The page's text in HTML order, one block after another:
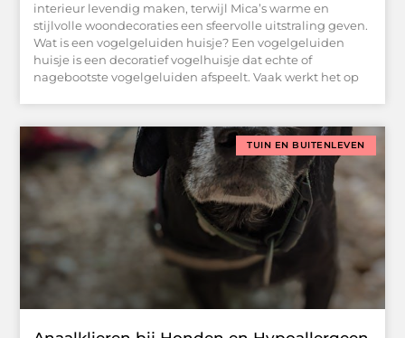
interieur levendig maken, terwijl Mica’s warme en
stijlvolle woondecoraties een sfeervolle uitstraling geven.
Wat is een vogelgeluiden huisje? Een vogelgeluiden
huisje is een decoratief vogelhuisje dat echte of
nagebootste vogelgeluiden afspeelt. Vaak werkt het op
TUIN EN BUITENLEVEN